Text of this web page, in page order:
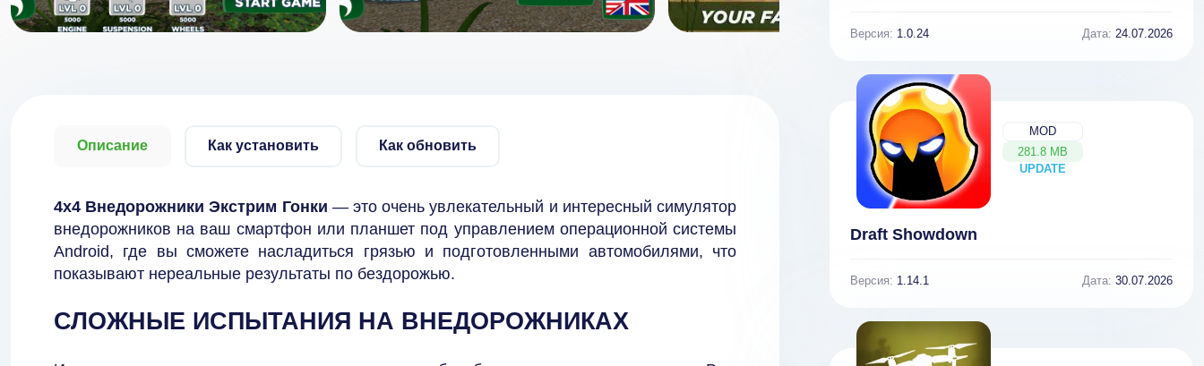
Описание Как установить Как обновить
4x4 Внедорожники Экстрим Гонки — это очень увлекательный и интересный симулятор
внедорожников на ваш смартфон или планшет под управлением операционной системы
Android, где вы сможете насладиться грязью и подготовленными автомобилями, что
показывают нереальные результаты по бездорожью.
СЛОЖНЫЕ ИСПЫТАНИЯ НА ВНЕДОРОЖНИКАХ
Версия: 1.0.24 Дата: 24.07.2026
MOD
281.8 MB
UPDATE
NEW
Draft Showdown
Версия: 1.14.1 Дата: 30.07.2026